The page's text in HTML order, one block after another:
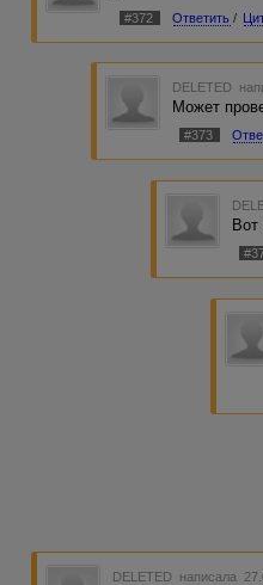
#372 Ответить /
DELETED
Может
#373
Вот
DELETED написала